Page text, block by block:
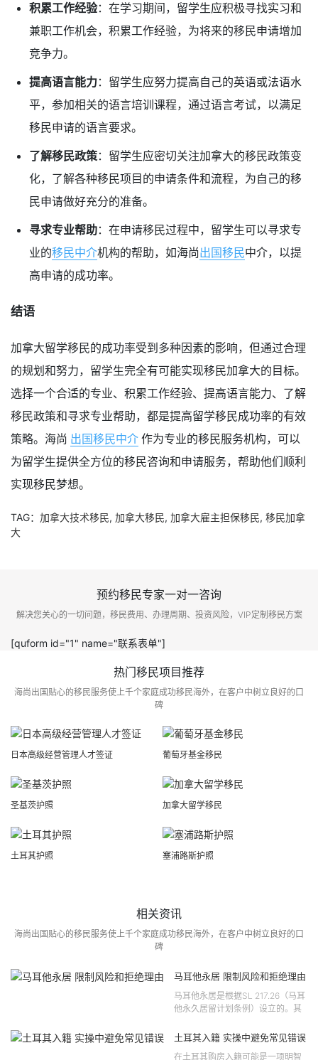
积累工作经验：在学习期间，留学生应积极寻找实习和
兼职工作机会，积累工作经验，为将来的移民申请增加
竞争力。
提高语言能力：留学生应努力提高自己的英语或法语水
平，参加相关的语言培训课程，通过语言考试，以满足
移民申请的语言要求。
了解移民政策：留学生应密切关注加拿大的移民政策变
化，了解各种移民项目的申请条件和流程，为自己的移
民申请做好充分的准备。
寻求专业帮助：在申请移民过程中，留学生可以寻求专
业的移民中介机构的帮助，如海尚出国移民中介，以提
高申请的成功率。
结语
加拿大留学移民的成功率受到多种因素的影响，但通过合理
的规划和努力，留学生完全有可能实现移民加拿大的目标。
选择一个合适的专业、积累工作经验、提高语言能力、了解
移民政策和寻求专业帮助，都是提高留学移民成功率的有效
策略。海尚 出国移民中介 作为专业的移民服务机构，可以
为留学生提供全方位的移民咨询和申请服务，帮助他们顺利
实现移民梦想。
TAG： 加拿大技术移民, 加拿大移民, 加拿大雇主担保移民, 移民加拿
大
预约移民专家一对一咨询
解决您关心的一切问题，移民费用、办理周期、投资风险，VIP定制移民方案
[quform id="1" name="联系表单"]
热门移民项目推荐
海尚出国贴心的移民服务使上千个家庭成功移民海外，在客户中树立良好的口
碑
日本高级经营管理人才签证 葡萄牙基金移民
圣基茨护照 加拿大留学移民
土耳其护照 塞浦路斯护照
相关资讯
海尚出国贴心的移民服务使上千个家庭成功移民海外，在客户中树立良好的口
碑
马耳他永居 限制风险和拒绝理由
马耳他永居是根据SL 217.26（马耳
他永久居留计划条例）设立的。其
121 号法律公告，并随后根据2024
土耳其入籍 实操中避免常见错误
在土耳其购房入籍可能是一项明智